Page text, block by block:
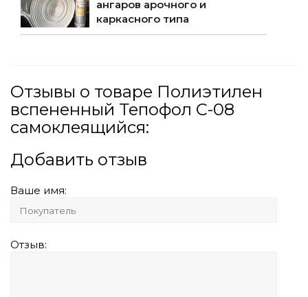
ангаров арочного и
каркасного типа
Отзывы о товаре Полиэтилен
вспененный Тепофол С-08
самоклеящийся:
Добавить отзыв
Ваше имя:
Отзыв: